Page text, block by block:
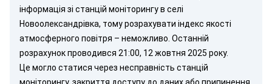
інформація зі станцій моніторингу в селі
Новоолександрівка, тому розрахувати індекс якості
атмосферного повітря – неможливо. Останній
розрахунок проводився 21:00, 12 жовтня 2025 року.
Це могло статися через несправність станцій